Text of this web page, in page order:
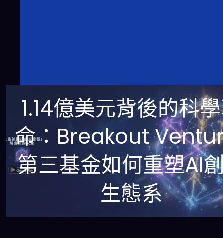
1.14億美元背後的科
命：Breakout
第三基金如何重塑AI
生態系